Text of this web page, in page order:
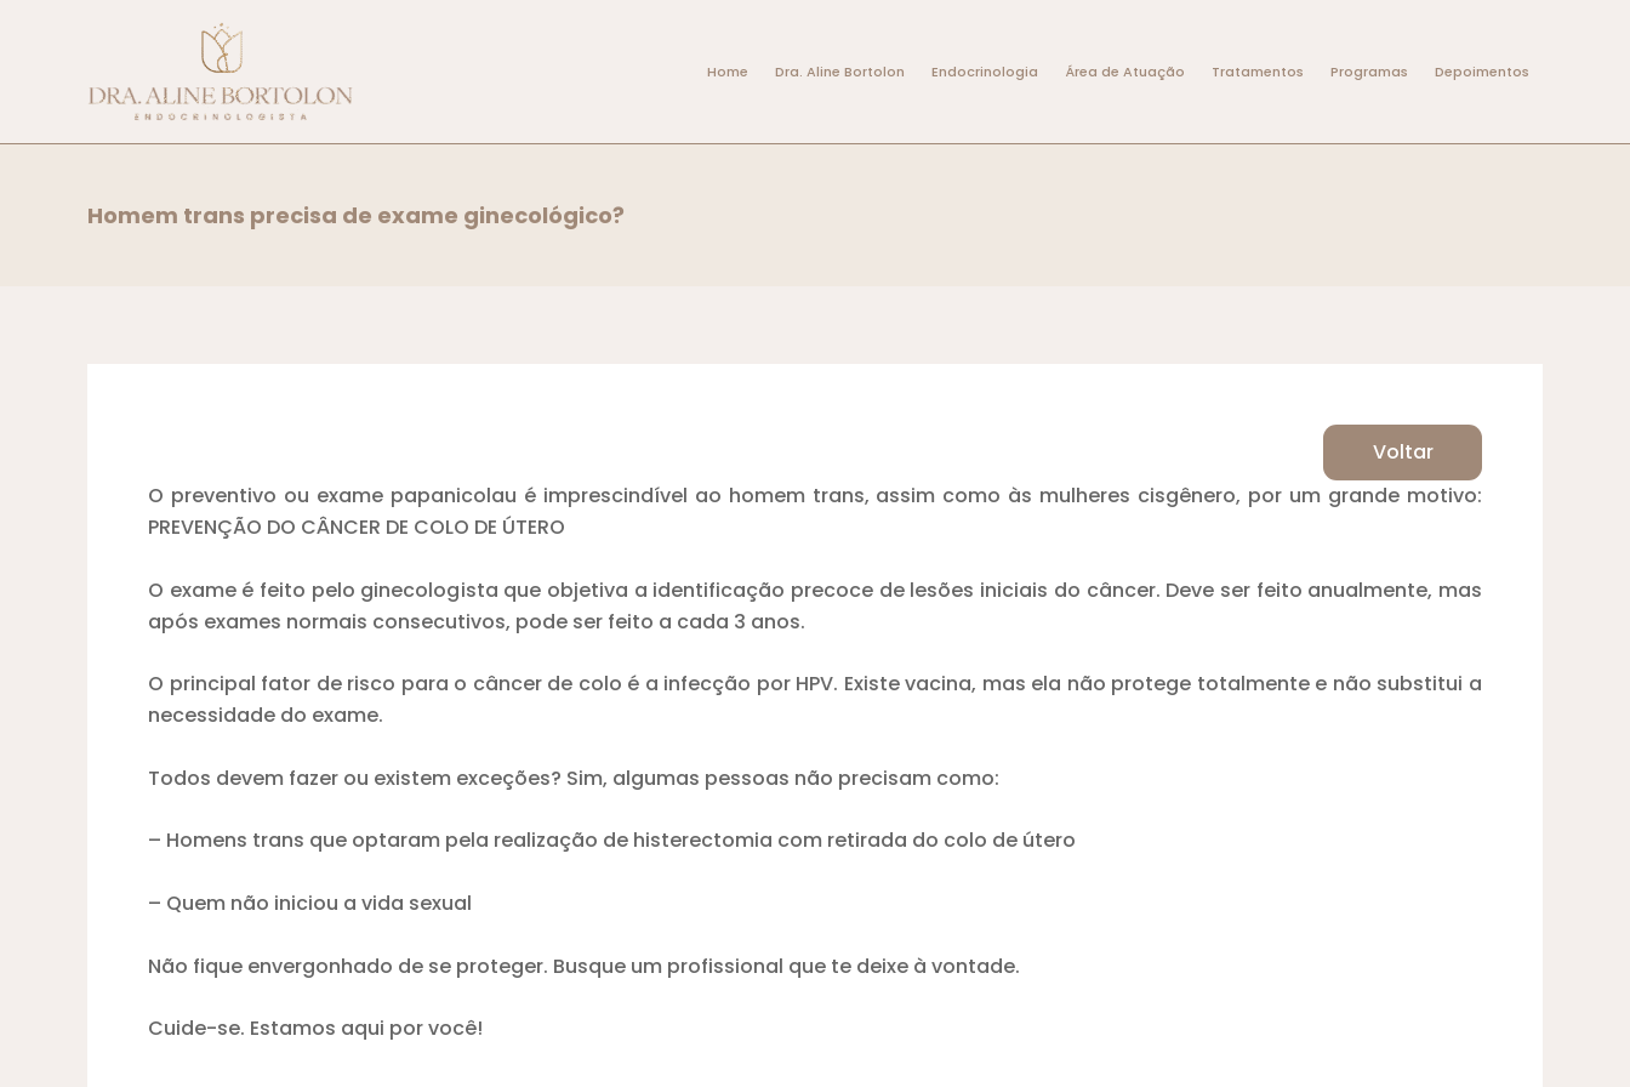
conteúdo
Home Dra. Aline Bortolon Endocrinologia Área de Atuação Tratamentos Programas Depoimentos
Homem trans precisa de exame ginecológico?
Voltar
O preventivo ou exame papanicolau é imprescindível ao homem trans, assim como às mulheres cisgênero, por um grande motivo:
PREVENÇÃO DO CÂNCER DE COLO DE ÚTERO
O exame é feito pelo ginecologista que objetiva a identificação precoce de lesões iniciais do câncer. Deve ser feito anualmente, mas
após exames normais consecutivos, pode ser feito a cada 3 anos.
O principal fator de risco para o câncer de colo é a infecção por HPV. Existe vacina, mas ela não protege totalmente e não substitui a
necessidade do exame.
Todos devem fazer ou existem exceções? Sim, algumas pessoas não precisam como:
– Homens trans que optaram pela realização de histerectomia com retirada do colo de útero
– Quem não iniciou a vida sexual
Não fique envergonhado de se proteger. Busque um profissional que te deixe à vontade.
Cuide-se. Estamos aqui por você!